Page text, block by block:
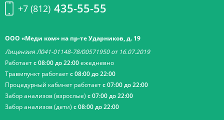
+7 (812) 435-55-55
ООО «Меди ком» на пр-те Ударников, д. 19
Лицензия Л041-01148-78/00571950 от 16.07.2019
Работаетс 08:00 до 22:00ежедневно
Травмпункт работаетс 08:00 до 22:00
Процедурный кабинет работаетс 07:00 до 22:00
Забор анализов (взрослые) с 07:00 до 22:00
Забор анализов (дети) с 08:00 до 22:00